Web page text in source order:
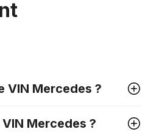
VIN Mercedes ?
Mercedes ?